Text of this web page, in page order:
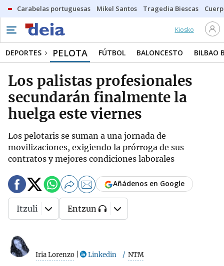
Carabelas portuguesas Mikel Santos Tragedia Biescas
Kiosko
DEPORTES PELOTA FÚTBOL BALONCESTO BILBAO
Los palistas profesionales
secundarán finalmente la
huelga este viernes
Los pelotaris se suman a una jornada de
movilizaciones, exigiendo la prórroga de sus
contratos y mejores condiciones laborales
Iria Lorenzo Linkedin NTM
Añádenos en Google
Itzuli Entzun